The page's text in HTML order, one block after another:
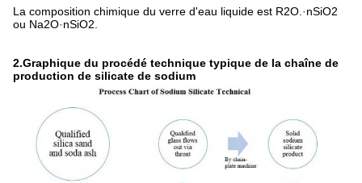
La composition chimique du verre d'eau liquide est R2O. ·nSiO2
ou Na2O·nSiO2.
2.Graphique du procédé technique typique de la chaîne de
production de silicate de sodium